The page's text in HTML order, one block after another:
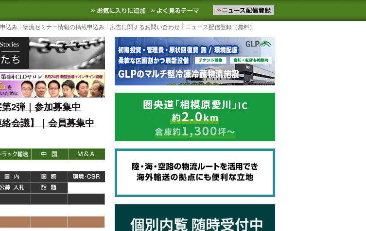
ニュースサイト
3PL, SCMなど国内外の最新の物流ニュースをお届けします。物流ニュースメール配信を登録す
お気に入りに追加 よく見るテーマ
込み 物流セミナー情報の掲載申込み 広告に関するお問い合わせ ニュース配信登録（無料）
2弾｜参加募集中
会議】｜会員募集中